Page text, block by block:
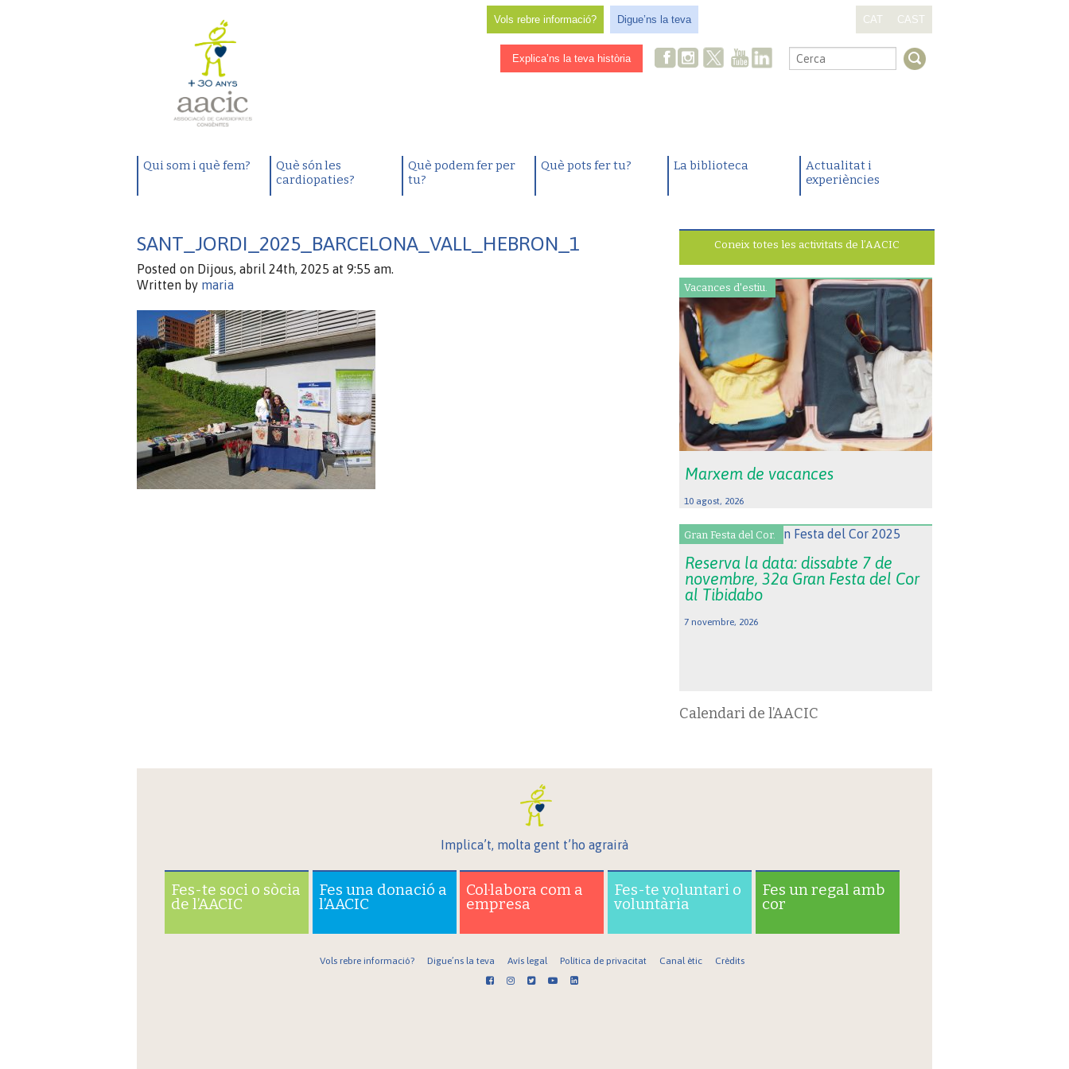
Vols rebre informació? Digue’ns la teva CAT CAST
Explica’ns la teva història .
Qui som i què fem?
Què són les
cardiopaties?
Què podem fer per
tu?
Què pots fer tu? La biblioteca
Actualitat i
experiències
SANT_JORDI_2025_BARCELONA_VALL_HEBRON_1
Posted on Dijous, abril 24th, 2025 at 9:55 am.
Written by maria
Coneix totes les activitats de l’AACIC
Vacances d'estiu.
Marxem de vacances
10 agost, 2026
Gran Festa del Cor.
Reserva la data: dissabte 7 de
novembre, 32a Gran Festa del Cor
al Tibidabo
7 novembre, 2026
Calendari de l’AACIC
Implica’t, molta gent t’ho agrairà
Fes-te soci o sòcia
de l’AACIC
Fes una donació a
l’AACIC
Col·labora com a
empresa
Fes-te voluntari o
voluntària
Fes un regal amb
cor
Vols rebre informació? Digue’ns la teva Avís legal Política de privacitat Canal ètic Crèdits